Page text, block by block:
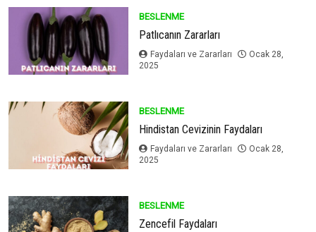
BESLENME
Patlıcanın Zararları
Faydaları ve Zararları
Ocak 28,
2025
BESLENME
Hindistan Cevizinin Faydaları
Faydaları ve Zararları
Ocak 28,
2025
BESLENME
Zencefil Faydaları